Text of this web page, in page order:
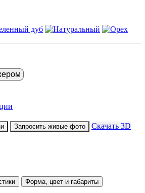
Запросить живые фото
Скачать 3D
Форма, цвет и габариты